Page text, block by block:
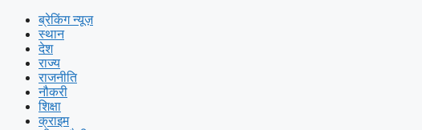
ब्रेकिंग न्यूज़
स्थान
देश
राज्य
राजनीति
नौकरी
शिक्षा
क्राइम